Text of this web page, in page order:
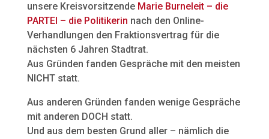
unsere Kreisvorsitzende Marie Burneleit – die
PARTEI – die Politikerin nach den Online-
Verhandlungen den Fraktionsvertrag für die
nächsten 6 Jahren Stadtrat.
Aus Gründen fanden Gespräche mit den meisten
NICHT statt.
Aus anderen Gründen fanden wenige Gespräche
mit anderen DOCH statt.
Und aus dem besten Grund aller – nämlich die